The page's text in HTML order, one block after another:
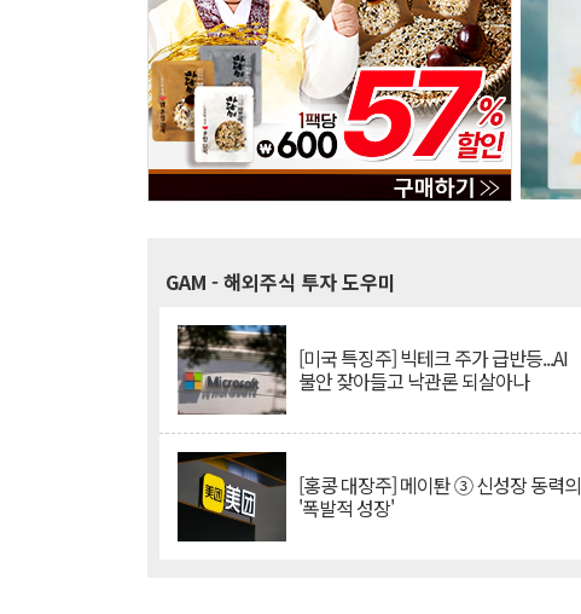
GAM - 해외주식 투자 도우미
[미국 특징주] 빅테크 주가 급반등...AI
불안 잦아들고 낙관론 되살아나
[홍콩 대장주] 메이퇀 ③ 신성장 동력의
'폭발적 성장'